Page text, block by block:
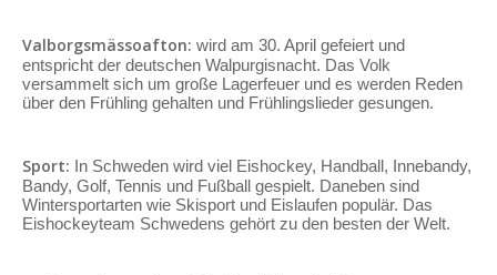
Valborgsmässoafton: wird am 30. April gefeiert und
entspricht der deutschen Walpurgisnacht. Das Volk
versammelt sich um große Lagerfeuer und es werden Reden
über den Frühling gehalten und Frühlingslieder gesungen.
Sport: In Schweden wird viel Eishockey, Handball, Innebandy,
Bandy, Golf, Tennis und Fußball gespielt. Daneben sind
Wintersportarten wie Skisport und Eislaufen populär. Das
Eishockeyteam Schwedens gehört zu den besten der Welt.